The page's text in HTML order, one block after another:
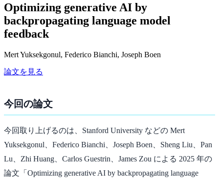
Optimizing generative AI by
backpropagating language model
feedback
Mert Yuksekgonul, Federico Bianchi, Joseph Boen
論文を見る
今回の論文
今回取り上げるのは、Stanford University などの Mert
Yuksekgonul、Federico Bianchi、Joseph Boen、Sheng Liu、Pan
Lu、Zhi Huang、Carlos Guestrin、James Zou による 2025 年の
論文「Optimizing generative AI by backpropagating language